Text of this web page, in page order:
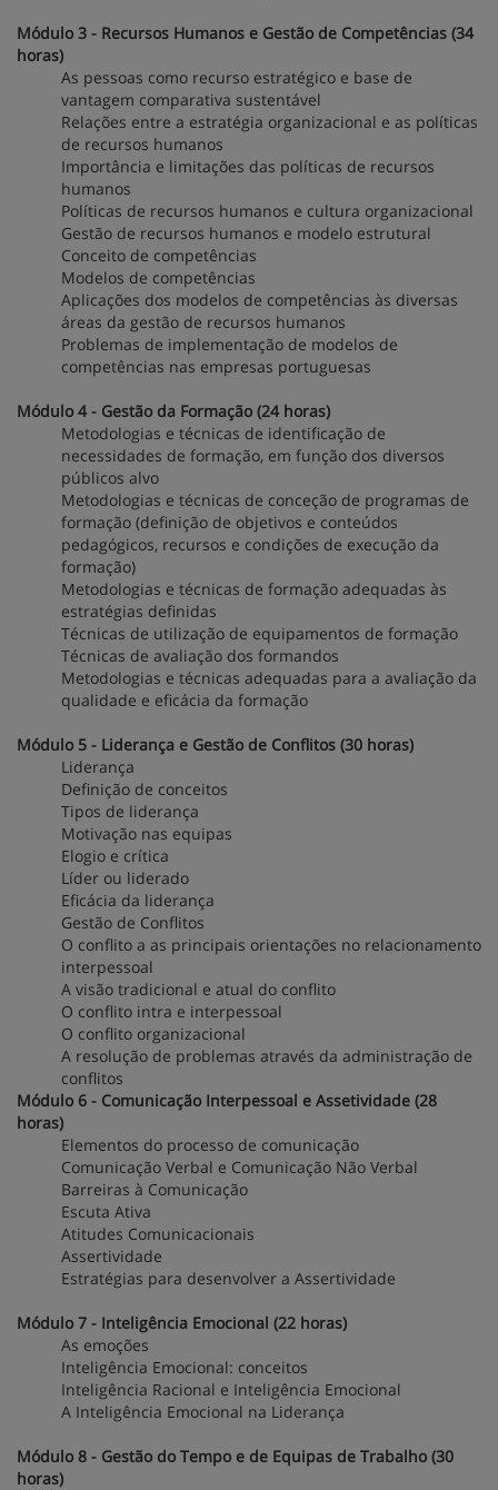
Módulo 3 - Recursos Humanos e Gestão de Competências (34
horas)
As pessoas como recurso estratégico e base de
vantagem comparativa sustentável
Relações entre a estratégia organizacional e as políticas
de recursos humanos
Importância e limitações das políticas de recursos
humanos
Políticas de recursos humanos e cultura organizacional
Gestão de recursos humanos e modelo estrutural
Conceito de competências
Modelos de competências
Aplicações dos modelos de competências às diversas
áreas da gestão de recursos humanos
Problemas de implementação de modelos de
competências nas empresas portuguesas
Módulo 4 - Gestão da Formação (24 horas)
Metodologias e técnicas de identificação de
necessidades de formação, em função dos diversos
públicos alvo
Metodologias e técnicas de conceção de programas de
formação (definição de objetivos e conteúdos
pedagógicos, recursos e condições de execução da
formação)
Metodologias e técnicas de formação adequadas às
estratégias definidas
Técnicas de utilização de equipamentos de formação
Técnicas de avaliação dos formandos
Metodologias e técnicas adequadas para a avaliação da
qualidade e eficácia da formação
Módulo 5 - Liderança e Gestão de Conflitos (30 horas)
Liderança
Definição de conceitos
Tipos de liderança
Motivação nas equipas
Elogio e crítica
Líder ou liderado
Eficácia da liderança
Gestão de Conflitos
O conflito a as principais orientações no relacionamento
interpessoal
A visão tradicional e atual do conflito
O conflito intra e interpessoal
O conflito organizacional
A resolução de problemas através da administração de
conflitos
Módulo 6 - Comunicação Interpessoal e Assetividade (28
horas)
Elementos do processo de comunicação
Comunicação Verbal e Comunicação Não Verbal
Barreiras à Comunicação
Escuta Ativa
Atitudes Comunicacionais
Assertividade
Estratégias para desenvolver a Assertividade
Módulo 7 - Inteligência Emocional (22 horas)
As emoções
Inteligência Emocional: conceitos
Inteligência Racional e Inteligência Emocional
A Inteligência Emocional na Liderança
Módulo 8 - Gestão do Tempo e de Equipas de Trabalho (30
horas)